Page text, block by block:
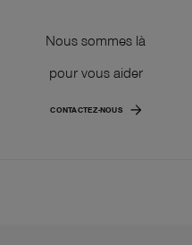
Nous sommes là
pour vous aider
CONTACTEZ-NOUS